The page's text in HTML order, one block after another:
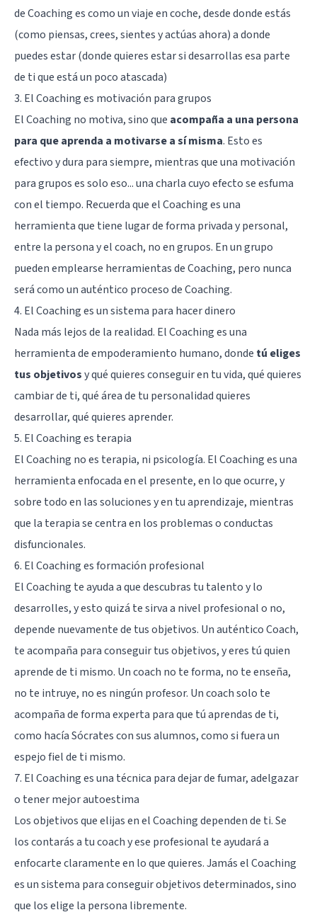
de Coaching es como un viaje en coche, desde donde estás
(como piensas, crees, sientes y actúas ahora) a donde
puedes estar (donde quieres estar si desarrollas esa parte
de ti que está un poco atascada)
3. El Coaching es motivación para grupos
El Coaching no motiva, sino que acompaña a una persona
para que aprenda a motivarse a sí misma. Esto es
efectivo y dura para siempre, mientras que una motivación
para grupos es solo eso... una charla cuyo efecto se esfuma
con el tiempo. Recuerda que el Coaching es una
herramienta que tiene lugar de forma privada y personal,
entre la persona y el coach, no en grupos. En un grupo
pueden emplearse herramientas de Coaching, pero nunca
será como un auténtico proceso de Coaching.
4. El Coaching es un sistema para hacer dinero
Nada más lejos de la realidad. El Coaching es una
herramienta de empoderamiento humano, donde tú eliges
tus objetivosy qué quieres conseguir en tu vida, qué quieres
cambiar de ti, qué área de tu personalidad quieres
desarrollar, qué quieres aprender.
5. El Coaching es terapia
El Coaching no es terapia, ni psicología. El Coaching es una
herramienta enfocada en el presente, en lo que ocurre, y
sobre todo en las soluciones y en tu aprendizaje, mientras
que la terapia se centra en los problemas o conductas
disfuncionales.
6. El Coaching es formación profesional
El Coaching te ayuda a que descubras tu talento y lo
desarrolles, y esto quizá te sirva a nivel profesional o no,
depende nuevamente de tus objetivos. Un auténtico Coach,
te acompaña para conseguir tus objetivos, y eres tú quien
aprende de ti mismo. Un coach no te forma, no te enseña,
no te intruye, no es ningún profesor. Un coach solo te
acompaña de forma experta para que tú aprendas de ti,
como hacía Sócrates con sus alumnos, como si fuera un
espejo fiel de ti mismo.
7. El Coaching es una técnica para dejar de fumar, adelgazar
o tener mejor autoestima
Los objetivos que elijas en el Coaching dependen de ti. Se
los contarás a tu coach y ese profesional te ayudará a
enfocarte claramente en lo que quieres. Jamás el Coaching
es un sistema para conseguir objetivos determinados, sino
que los elige la persona libremente.